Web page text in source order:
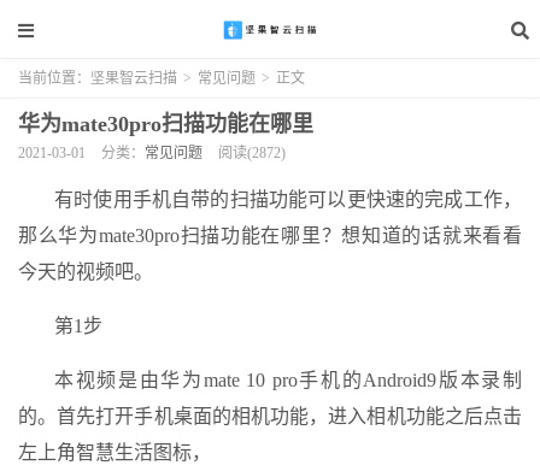
当前位置： 坚果智云扫描 > 常见问题 > 正文
华为mate30pro扫描功能在哪里
2021-03-01 分类： 常见问题 阅读(2872)
有时使用手机自带的扫描功能可以更快速的完成工作，
那么华为mate30pro扫描功能在哪里？想知道的话就来看看
今天的视频吧。
第1步
本视频是由华为mate 10 pro手机的Android9版本录制
的。首先打开手机桌面的相机功能，进入相机功能之后点击
左上角智慧生活图标，